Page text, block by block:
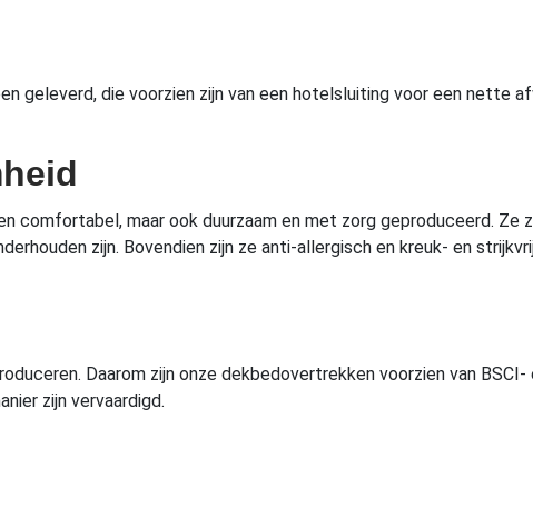
geleverd, die voorzien zijn van een hotelsluiting voor een nette
comfortabel, maar ook duurzaam en met zorg geproduceerd. Ze
zijn. Bovendien zijn ze anti-allergisch en kreuk- en
Daarom zijn onze dekbedovertrekken voorzien van
zijn vervaardigd.